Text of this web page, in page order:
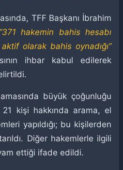
TFF Başkanı İbrahim
“371 hakemin bahis hesabı
olarak bahis oynadığı”
ihbar kabul edilerek
büyük çoğunluğu
kişi hakkında arama, el
yapıldığı; bu kişilerden
Diğer hakemlerle ilgili
ettiği ifade edildi.